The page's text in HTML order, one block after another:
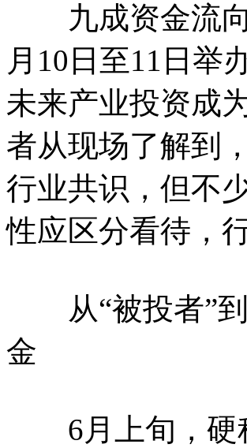
九成资金流向
月10日至11日举
未来产业投资成
者从现场了解到
行业共识，但不
性应区分看待，
从“被投者”到
金
6月上旬，硬